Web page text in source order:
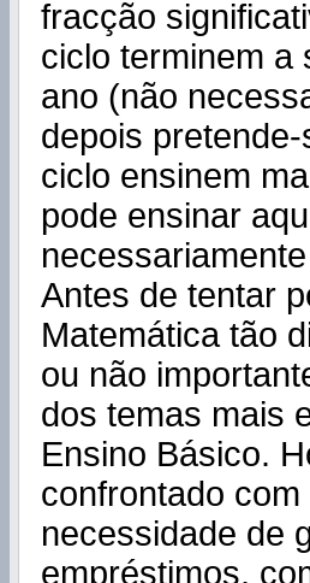
fracção
ciclo terminem a
ano (não
depois
ciclo ensinem
pode ensinar
Antes de tentar
Matemática tão
ou não
dos temas mais
Ensino Básico.
confrontado
necessidade de
empréstimos,